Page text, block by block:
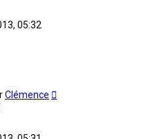
05:32
Clémence